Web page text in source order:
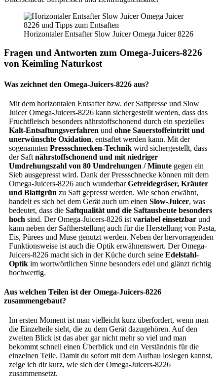
Horizontaler Entsafter Slow Juicer Omega Juicer 8226
Fragen und Antworten zum Omega-Juicers-8226
von Keimling Naturkost
Was zeichnet den Omega-Juicers-8226 aus?
Mit dem horizontalen Entsafter bzw. der Saftpresse und Slow
Juicer Omega-Juicers-8226 kann sichergestellt werden, dass das
Fruchtfleisch besonders nährstoffschonend durch ein spezielles
Kalt-Entsaftungsverfahren und ohne Sauerstoffeintritt und
unerwünschte Oxidation, entsaftet werden kann. Mit der
sogenannten Pressschnecken-Technik wird sichergestellt, dass
der Saft nährstoffschonend und mit niedriger
Umdrehungszahl von 80 Umdrehungen / Minute gegen ein
Sieb ausgepresst wird. Dank der Pressschnecke können mit dem
Omega-Juicers-8226 auch wunderbarGetreidegräser, Kräuter
und Blattgrün zu Saft gepresst werden. Wie schon erwähnt,
handelt es sich bei dem Gerät auch um einen Slow-Juicer, was
bedeutet, dass die Saftqualität und die Saftausbeute besonders
hoch sind. Der Omega-Juicers-8226 ist variabel einsetzbar und
kann neben der Saftherstellung auch für die Herstellung von Pasta,
Eis, Pürees und Muse genutzt werden. Neben der hervorragenden
Funktionsweise ist auch die Optik erwähnenswert. Der Omega-
Juicers-8226 macht sich in der Küche durch seine Edelstahl-
Optik im wortwörtlichen Sinne besonders edel und glänzt richtig
hochwertig.
Aus welchen Teilen ist der Omega-Juicers-8226
zusammengebaut?
Im ersten Moment ist man vielleicht kurz überfordert, wenn man
die Einzelteile sieht, die zu dem Gerät dazugehören. Auf den
zweiten Blick ist das aber gar nicht mehr so viel und man
bekommt schnell einen Überblick und ein Verständnis für die
einzelnen Teile. Damit du sofort mit dem Aufbau loslegen kannst,
zeige ich dir kurz, wie sich der Omega-Juicers-8226
zusammensetzt.